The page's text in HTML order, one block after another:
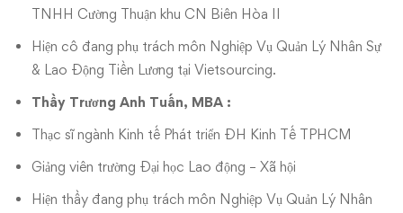
TNHH Cường Thuận khu CN Biên Hòa II
Hiện cô đang phụ trách môn Nghiệp Vụ Quản Lý Nhân Sự
& Lao Động Tiền Lương tại Vietsourcing.
Thầy Trương Anh Tuấn, MBA :
Thạc sĩ ngành Kinh tế Phát triển ĐH Kinh Tế TPHCM
Giảng viên trường Đại học Lao động – Xã hội
Hiện thầy đang phụ trách môn Nghiệp Vụ Quản Lý Nhân